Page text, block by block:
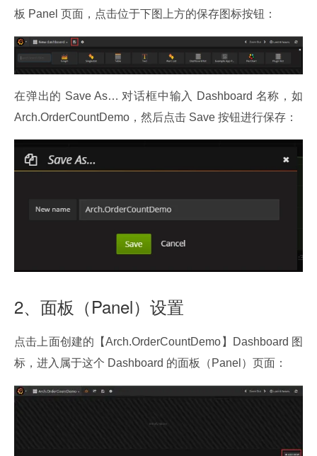
板 Panel 页面，点击位于下图上方的保存图标按钮：
在弹出的 Save As… 对话框中输入 Dashboard 名称，如
Arch.OrderCountDemo，然后点击 Save 按钮进行保存：
2、面板（Panel）设置
点击上面创建的【Arch.OrderCountDemo】Dashboard 图
标，进入属于这个 Dashboard 的面板（Panel）页面：